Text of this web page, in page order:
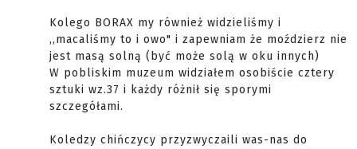
Kolego BORAX my również widzieliśmy i
,,macaliśmy to i owo" i zapewniam że moździerz nie
jest masą solną (być może solą w oku innych)
W pobliskim muzeum widziałem osobiście cztery
sztuki wz.37 i każdy różnił się sporymi
szczegółami.
Koledzy chińczycy przyzwyczaili was-nas do